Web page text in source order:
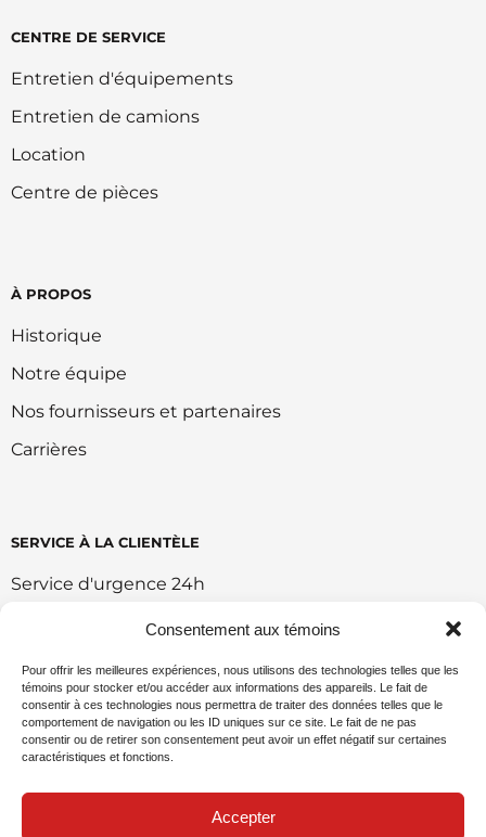
Consentement aux témoins
Pour offrir les meilleures expériences, nous utilisons des technologies telles que les
témoins pour stocker et/ou accéder aux informations des appareils. Le fait de
consentir à ces technologies nous permettra de traiter des données telles que le
comportement de navigation ou les ID uniques sur ce site. Le fait de ne pas
consentir ou de retirer son consentement peut avoir un effet négatif sur certaines
caractéristiques et fonctions.
Accepter
CENTRE DE SERVICE
Entretien d'équipements
Entretien de camions
Location
Centre de pièces
À PROPOS
Historique
Notre équipe
Nos fournisseurs et partenaires
Carrières
SERVICE À LA CLIENTÈLE
Service d'urgence 24h
Retour et échange
Politique de vente en ligne
Politique environnemental